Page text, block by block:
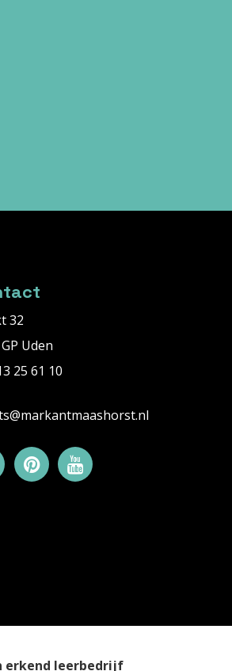
32
Uden
25 61 10
erkend leerbedrijf